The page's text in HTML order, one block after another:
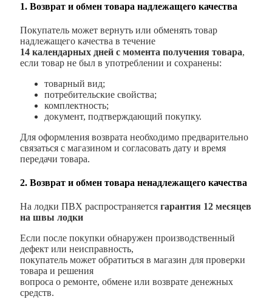
1. Возврат и обмен товара надлежащего качества
Покупатель может вернуть или обменять товар
надлежащего качества в течение
14 календарных дней с момента получения товара,
если товар не был в употреблении и сохранены:
товарный вид;
потребительские свойства;
комплектность;
документ, подтверждающий покупку.
Для оформления возврата необходимо предварительно
связаться с магазином и согласовать дату и время
передачи товара.
2. Возврат и обмен товара ненадлежащего качества
На лодки ПВХ распространяется гарантия 12 месяцев
на швы лодки
Если после покупки обнаружен производственный
дефект или неисправность,
покупатель может обратиться в магазин для проверки
товара и решения
вопроса о ремонте, обмене или возврате денежных
средств.